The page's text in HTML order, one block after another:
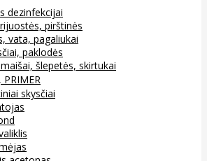
dezinfekcijai
pirštinės
vata, pagaliukai
paklodės
šlepetės, skirtukai
PRIMER
skysčiai